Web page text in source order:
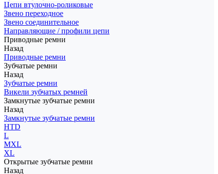
Цепи втулочно-роликовые
Звено переходное
Звено соединительное
Направляющие / профили цепи
Приводные ремни
Назад
Приводные ремни
Зубчатые ремни
Назад
Зубчатые ремни
Викели зубчатых ремней
Замкнутые зубчатые ремни
Назад
Замкнутые зубчатые ремни
HTD
L
MXL
XL
Открытые зубчатые ремни
Назад